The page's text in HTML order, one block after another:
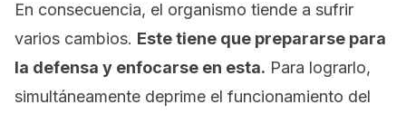
En consecuencia, el organismo tiende a sufrir
varios cambios. Este tiene que prepararse para
la defensa y enfocarse en esta. Para lograrlo,
simultáneamente deprime el funcionamiento del